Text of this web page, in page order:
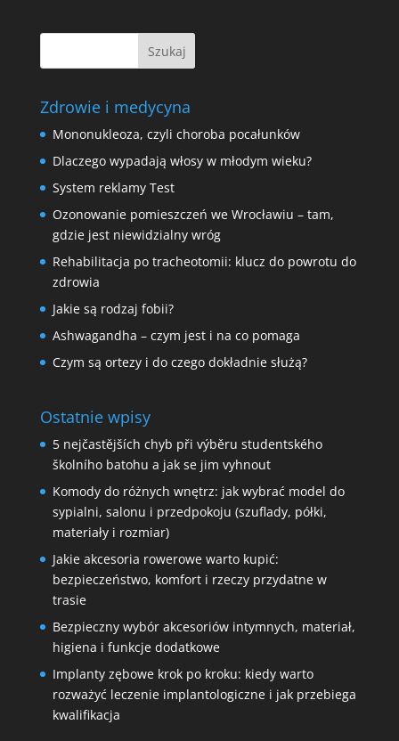
Zdrowie i medycyna
Mononukleoza, czyli choroba pocałunków
Dlaczego wypadają włosy w młodym wieku?
System reklamy Test
Ozonowanie pomieszczeń we Wrocławiu – tam,
gdzie jest niewidzialny wróg
Rehabilitacja po tracheotomii: klucz do powrotu do
zdrowia
Jakie są rodzaj fobii?
Ashwagandha – czym jest i na co pomaga
Czym są ortezy i do czego dokładnie służą?
Ostatnie wpisy
5 nejčastějších chyb při výběru studentského
školního batohu a jak se jim vyhnout
Komody do różnych wnętrz: jak wybrać model do
sypialni, salonu i przedpokoju (szuflady, półki,
materiały i rozmiar)
Jakie akcesoria rowerowe warto kupić:
bezpieczeństwo, komfort i rzeczy przydatne w
trasie
Bezpieczny wybór akcesoriów intymnych, materiał,
higiena i funkcje dodatkowe
Implanty zębowe krok po kroku: kiedy warto
rozważyć leczenie implantologiczne i jak przebiega
kwalifikacja